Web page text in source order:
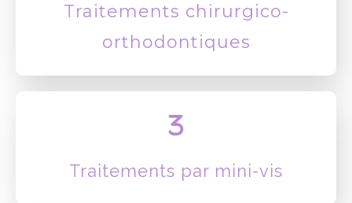
Traitements chirurgico-
orthodontiques
Traitements par mini-vis